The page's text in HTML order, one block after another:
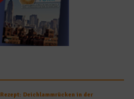
Rezept: Deichlammrücken in der